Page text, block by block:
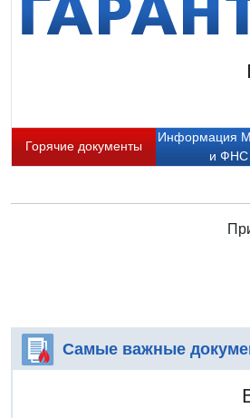
Горячие документы
Информация
и ФНС
Самые важные